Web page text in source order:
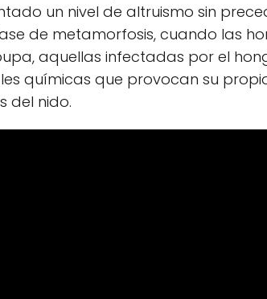
un nivel de altruismo sin
de metamorfosis, cuando las
aquellas infectadas por el
químicas que provocan su
del nido.